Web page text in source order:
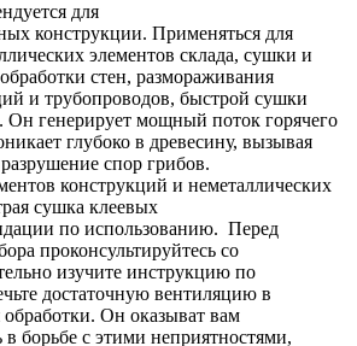
для
конструкции. Применяться для
элементов склада, сушки и
стен, размораживания
и трубопроводов, быстрой сушки
Он генерирует мощный поток горячего
глубоко в древесину, вызывая
спор грибов.
конструкций и неметаллических
сушка клеевых
по использованию. Перед
проконсультируйтесь со
изучите инструкцию по
достаточную вентиляцию в
Он оказыват вам
борьбе с этими неприятностями,